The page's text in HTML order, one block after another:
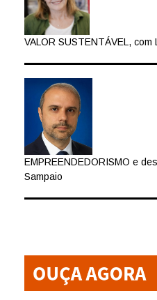
VALOR SUSTENTÁVEL, com
EMPREENDEDORISMO e
Sampaio